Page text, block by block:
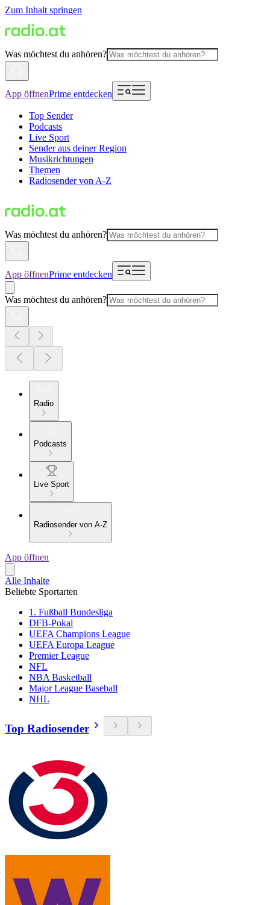
Zum Inhalt springen
Was möchtest du anhören?
App öffnenPrime entdecken
Top Sender
Podcasts
Live Sport
Sender aus deiner Region
Musikrichtungen
Themen
Radiosender von A-Z
Was möchtest du anhören?
App öffnenPrime entdecken
Was möchtest du anhören?
Radio
Podcasts
Live Sport
Radiosender von A-Z
App öffnen
Alle Inhalte
Beliebte Sportarten
1. Fußball Bundesliga
DFB-Pokal
UEFA Champions League
UEFA Europa League
Premier League
NFL
NBA Basketball
Major League Baseball
NHL
Top Radiosender